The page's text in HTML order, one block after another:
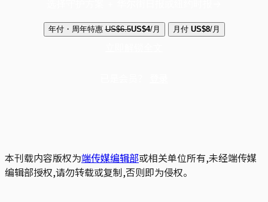
年付・周年特惠 US$6.5US$4/月 月付 US$8/月
本刊载内容版权为端传媒编辑部或相关单位所有,未经端传媒
编辑部授权,请勿转载或复制,否则即为侵权。